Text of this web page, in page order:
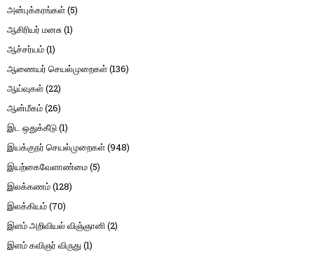
அன்புக்கரங்கள்(5)
ஆசிரியர் மனசு(1)
ஆச்சர்யம்(1)
ஆணையர் செயல்முறைகள்(136)
ஆய்வுகள்(22)
ஆன்மீகம்(26)
இட ஒதுக்கீடு(1)
இயக்குநர் செயல்முறைகள்(948)
இயற்கைவேளாண்மை(5)
இலக்கணம்(128)
இலக்கியம்(70)
இளம் அறிவியல் விஞ்ஞானி(2)
இளம் கவிஞர் விருது(1)